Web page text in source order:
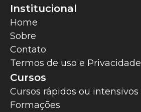
Institucional
Home
Sobre
Contato
Termos de uso e Privacidade
Cursos
Cursos rápidos ou intensivos
Formações